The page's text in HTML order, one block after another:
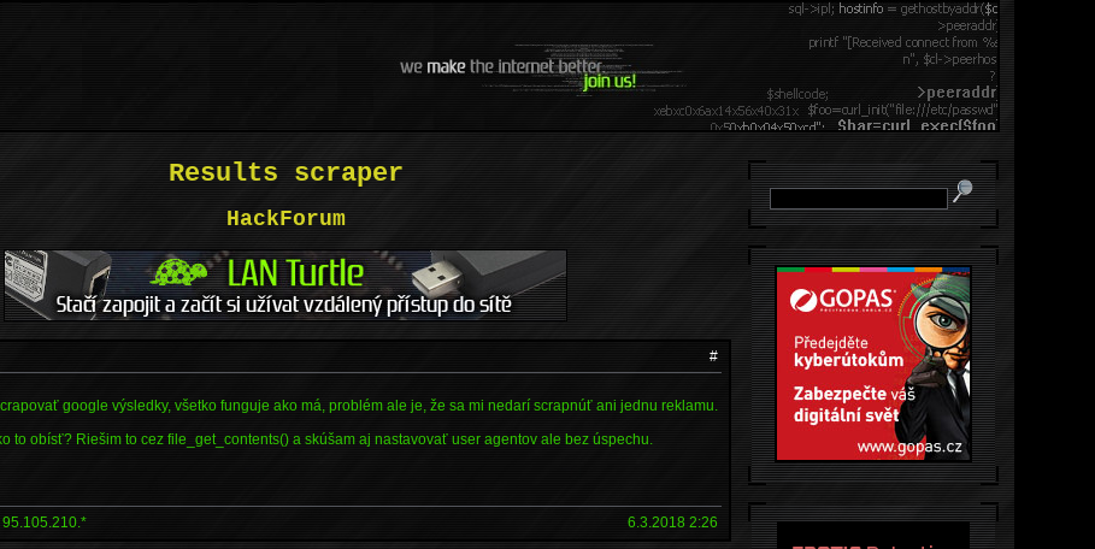
Results scraper
HackForum
#
google výsledky, všetko funguje ako má, problém ale je, že sa mi nedarí scrapnúť ani jednu reklamu.
to obísť? Riešim to cez file_get_contents() a skúšam aj nastavovať user agentov ale bez úspechu.
95.105.210.* 6.3.2018 2:26